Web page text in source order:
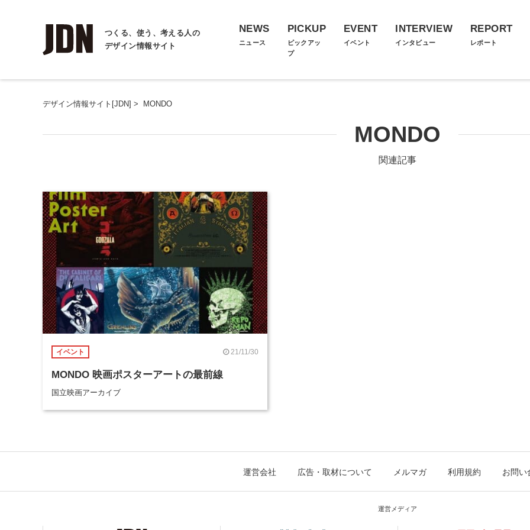
つくる、使う、考える人の
デザイン情報サイト
NEWS
ニュース
PICKUP
ピックアッ
プ
EVENT
イベント
INTERVIEW
インタビュー
REPORT
レポート
デザイン情報サイト[JDN] > MONDO
MONDO
関連記事
イベント 21/11/30
MONDO 映画ポスターアートの最前線
国立映画アーカイブ
運営会社 広告・取材について メルマガ 利用規約 お問い
運営メディア